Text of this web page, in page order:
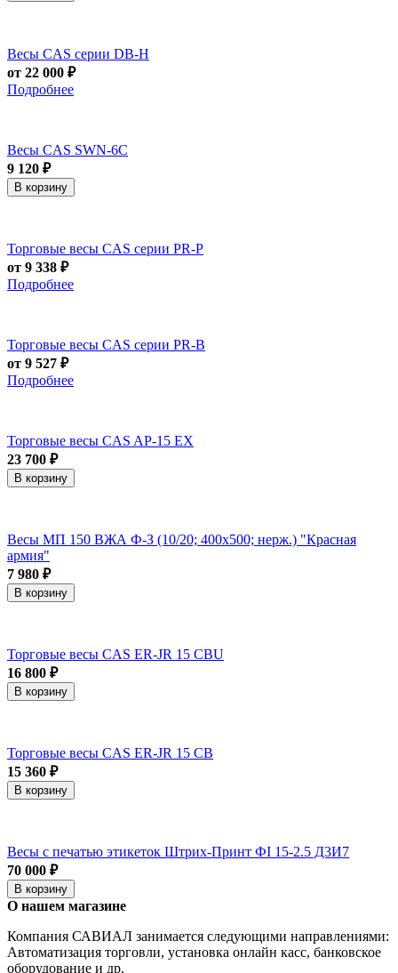
Весы CAS серии DB-H
от 22 000 ₽
Подробнее
Весы CAS SWN-6C
9 120 ₽
В корзину
Торговые весы CAS серии PR-P
от 9 338 ₽
Подробнее
Торговые весы CAS серии PR-B
от 9 527 ₽
Подробнее
Торговые весы CAS AP-15 EX
23 700 ₽
В корзину
Весы МП 150 ВЖА Ф-З (10/20; 400x500; нерж.) "Красная
армия"
7 980 ₽
В корзину
Торговые весы CAS ER-JR 15 CBU
16 800 ₽
В корзину
Торговые весы CAS ER-JR 15 CB
15 360 ₽
В корзину
Весы с печатью этикеток Штрих-Принт ФI 15-2.5 Д3И7
70 000 ₽
В корзину
О нашем магазине
Компания САВИАЛ занимается следующими направлениями:
Автоматизация торговли, установка онлайн касс, банковское
оборудование и др.